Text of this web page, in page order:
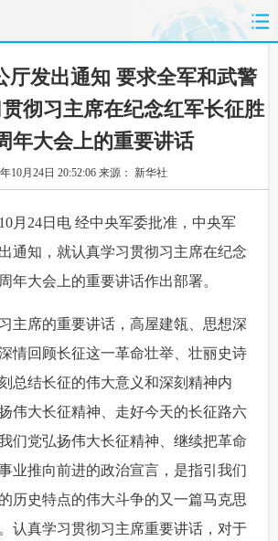
时政 国际 财经
体育 人事 教育
能源 房产 公司
健康 信息化 数据
公益 军事 无人机
摄影 新华广播
厅发出通知 要求全军和武警
彻习主席在纪念红军长征胜
年大会上的重要讲话
10月24日 20:52:06来源： 新华社
24日电 经中央军委批准，中央军
通知，就认真学习贯彻习主席在纪念
年大会上的重要讲话作出部署。
席的重要讲话，高屋建瓴、思想深
情回顾长征这一革命壮举、壮丽史诗
总结长征的伟大意义和深刻精神内
伟大长征精神、走好今天的长征路六
们党弘扬伟大长征精神、继续把革命
业推向前进的政治宣言，是指引我们
历史特点的伟大斗争的又一篇马克思
认真学习贯彻习主席重要讲话，对于